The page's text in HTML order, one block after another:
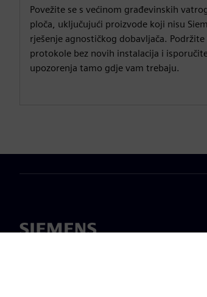
Povežite se s većinom građevinskih
ploča, uključujući proizvode koji nisu
rješenje agnostičkog dobavljača.
protokole bez novih instalacija i
upozorenja tamo gdje vam trebaju.